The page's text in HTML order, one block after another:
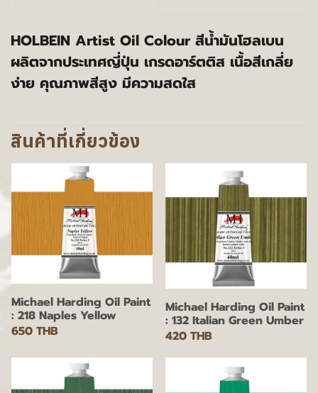
HOLBEIN Artist Oil Colour สีน้ำมันโฮลเบน
ผลิตจากประเทศญี่ปุ่น เกรดอาร์ตติส เนื้อสีเกลี่ย
ง่าย คุณภาพสีสูง มีความสดใส
สินค้าที่เกี่ยวข้อง
Michael Harding Oil Paint
: 218 Naples Yellow
650 THB
Michael Harding Oil Paint
: 132 Italian Green Umber
420 THB